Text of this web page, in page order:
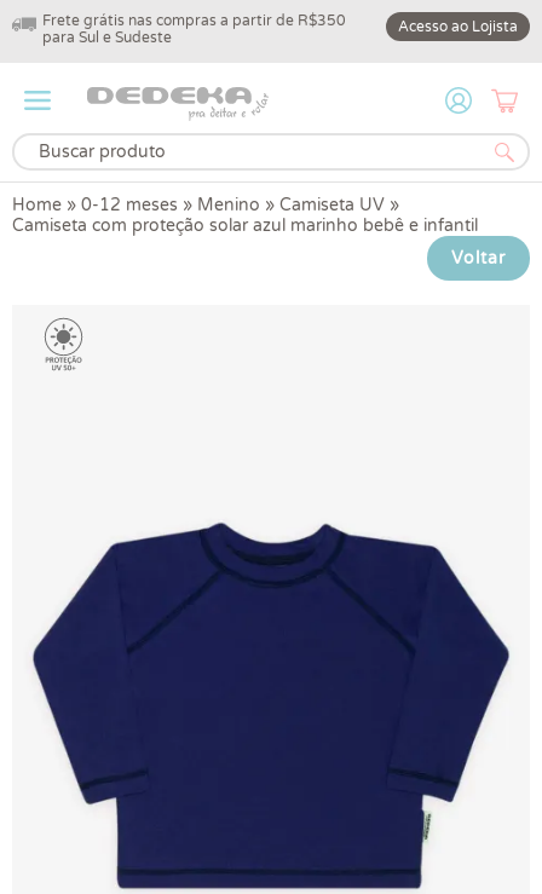
Frete grátis nas compras a partir de R$350
para Sul e Sudeste
10% off na
DEDEKA10
Acesso ao Lojista
Home » 0-12 meses » Menino » Camiseta UV »
Camiseta com proteção solar azul marinho bebê e infantil
Voltar